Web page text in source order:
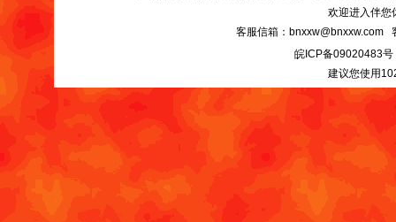
欢迎进入伴您
客服信箱：bnxxw@bnxxw.com
皖ICP备09020483号
建议您使用